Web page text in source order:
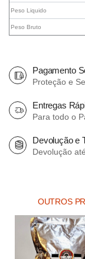
Peso Liquido
Peso Bruto
Pagamento
Proteção e
Entregas
Para todo o
Devolução e
Devolução
OUTROS